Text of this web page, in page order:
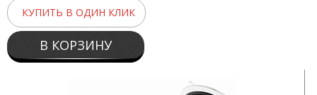
КУПИТЬ В ОДИН КЛИК
В КОРЗИНУ